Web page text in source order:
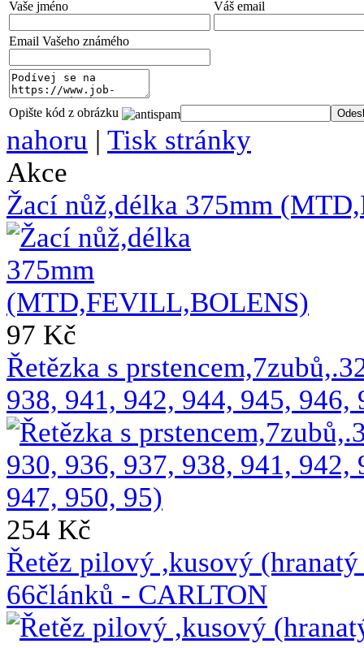
Vaše jméno Váš email
Email Vašeho známého
Opište kód z obrázku
nahoru | Tisk stránky
Akce
Žací nůž,délka 375mm
97 Kč
Řetězka s
938, 941, 942, 944, 945, 946,
254 Kč
Řetěz pilový ,kusový
66článků - CARLTON